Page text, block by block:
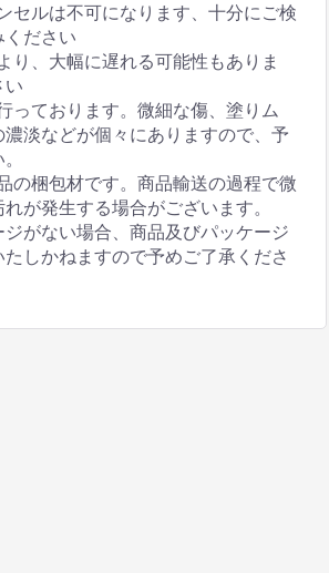
セルは不可になります、十分にご検
ださい
り、大幅に遅れる可能性もありま
い
っております。微細な傷、塗りム
淡などが個々にありますので、予
の梱包材です。商品輸送の過程で微
が発生する場合がございます。
がない場合、商品及びパッケージ
しかねますので予めご了承くださ